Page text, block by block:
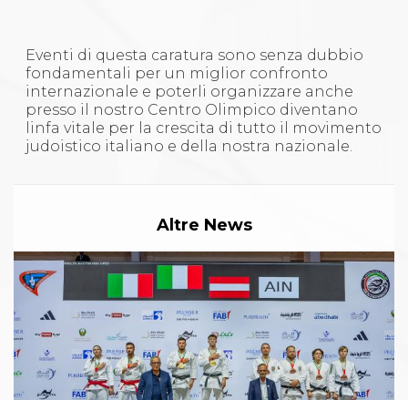
Eventi di questa caratura sono senza dubbio
fondamentali per un miglior confronto
internazionale e poterli organizzare anche
presso il nostro Centro Olimpico diventano
linfa vitale per la crescita di tutto il movimento
judoistico italiano e della nostra nazionale.
Altre News